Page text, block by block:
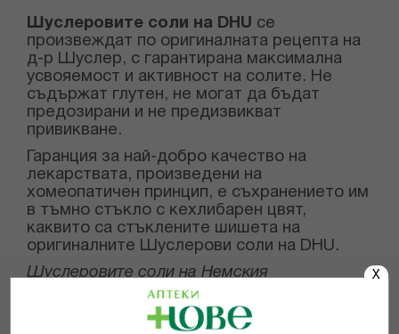
X
Шуслеровите соли на DHU се
произвеждат по оригиналната рецепта на
д-р Шуслер, с гарантирана максимална
усвояемост и активност на солите. Не
съдържат глутен, не могат да бъдат
предозирани и не предизвикват
привикване.
Гаранция за най-добро качество на
лекарствата, произведени на
хомеопатичен принцип, е съхранението им
в тъмно стъкло с кехлибарен цвят,
каквито са стъклените шишета на
оригиналните Шуслерови соли на DHU.
Шуслеровите соли на Немския
хомеопатичен съюз (DHU)
таблетки и мехлеми са подходящи за
употреба при деца и възрастни. За повече